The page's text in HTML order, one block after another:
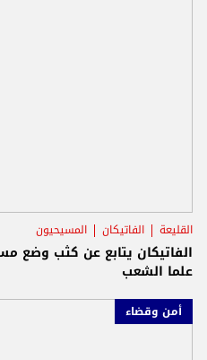
القليعة الفاتيكان المسيحيون
الفاتيكان يتابع عن كثب وضع
علما الشعب
أمن وقضاء